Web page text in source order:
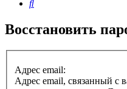
Поиск
Восстановить
Адрес email:
Адрес email, связанный с